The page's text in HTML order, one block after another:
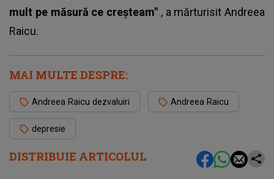
DISTRIBUIE ARTICOLUL
mult pe măsură ce creşteam" , a mărturisit Andreea
Raicu.
MAI MULTE DESPRE:
Andreea Raicu dezvaluiri Andreea Raicu
depresie